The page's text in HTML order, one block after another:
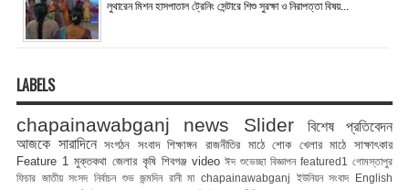
লুথারেন মিশন হাসপাতাল ট্রেনিং সেন্টারে শিশু সুরক্ষা ও নিরাপত্তা বিষয়...
LABELS
chapainawabganj news Slider
বিশেষ প্রতিবেদন
আজকে সারাদিনে সংগঠন সংবাদ শিক্ষাঙ্গন রাজনীতির মাঠে শোক খেলার মাঠে
সাক্ষাৎকার
Feature 1 মুক্তকথা জেলার কৃষি শিবগঞ্জ video ঈদ শুভেচ্ছা বিজ্ঞাপন featured1
গোমস্তাপুর
ফিচার জাতীয় সংসদ নির্বাচন শুভ জন্মদিন রানী মা chapainawabganj ইউনিয়ন সংবাদ English